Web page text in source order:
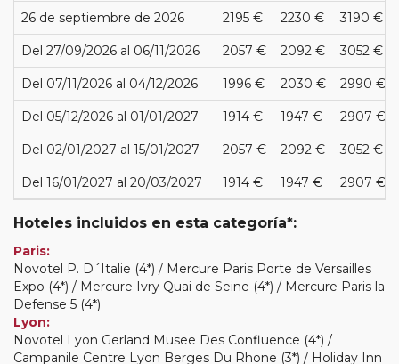
26 de septiembre de 2026 2195 € 2230 € 3190 €
Del 27/09/2026 al 06/11/2026 2057 € 2092 € 3052 €
Del 07/11/2026 al 04/12/2026 1996 € 2030 € 2990 €
Del 05/12/2026 al 01/01/2027 1914 € 1947 € 2907 €
Del 02/01/2027 al 15/01/2027 2057 € 2092 € 3052 €
Del 16/01/2027 al 20/03/2027 1914 € 1947 € 2907 €
Hoteles incluidos en esta categoría*:
Paris:
Novotel P. D´Italie (4*) / Mercure Paris Porte de Versailles
Expo (4*) / Mercure Ivry Quai de Seine (4*) / Mercure Paris la
Defense 5 (4*)
Lyon:
Novotel Lyon Gerland Musee Des Confluence (4*) /
Campanile Centre Lyon Berges Du Rhone (3*) / Holiday Inn